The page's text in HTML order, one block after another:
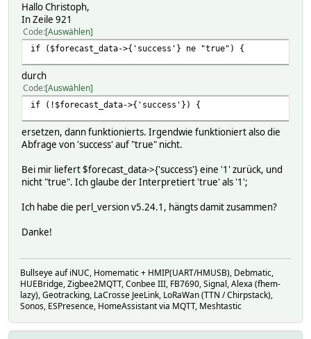
Hallo Christoph,
In Zeile 921
Code Auswählen
if ($forecast_data->{'success'} ne "true") {
durch
Code Auswählen
if (!$forecast_data->{'success'}) {
ersetzen, dann funktionierts. Irgendwie funktioniert also die
Abfrage von 'success' auf "true" nicht.
Bei mir liefert $forecast_data->{'success'} eine '1' zurück, und
nicht "true". Ich glaube der Interpretiert 'true' als '1';
Ich habe die perl_version v5.24.1, hängts damit zusammen?
Danke!
Bullseye auf iNUC, Homematic + HMIP(UART/HMUSB), Debmatic,
HUEBridge, Zigbee2MQTT, Conbee III, FB7690, Signal, Alexa (fhem-
lazy), Geotracking, LaCrosse JeeLink, LoRaWan (TTN / Chirpstack),
Sonos, ESPresence, HomeAssistant via MQTT, Meshtastic